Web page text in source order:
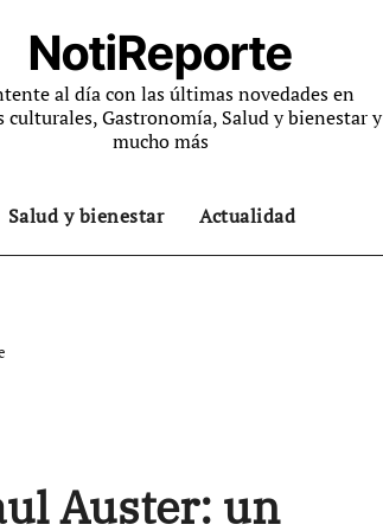
NotiReporte
al día con las últimas novedades en
culturales, Gastronomía, Salud y bienestar y
mucho más
Salud y bienestar Actualidad
Auster: un